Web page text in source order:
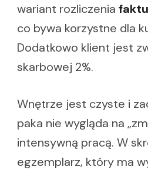
wariant rozliczenia
co bywa korzystne dla
Dodatkowo klient jest
skarbowej 2%.
Wnętrze jest czyste i
paka nie wygląda na
intensywną pracą. W
egzemplarz, który ma